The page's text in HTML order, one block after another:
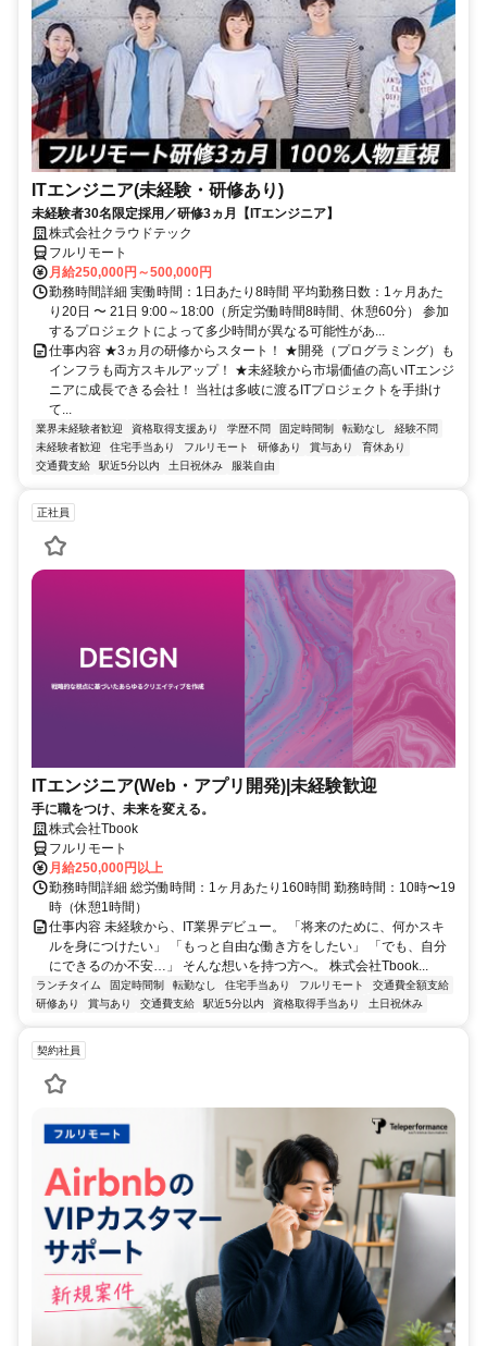
ITエンジニア(未経験・研修あり)
未経験者30名限定採用／研修3ヵ月【ITエンジニア】
株式会社クラウドテック
フルリモート
月給250,000円～500,000円
勤務時間詳細 実働時間：1日あたり8時間 平均勤務日数：1ヶ月あた
り20日 〜 21日 9:00～18:00（所定労働時間8時間、休憩60分） 参加
するプロジェクトによって多少時間が異なる可能性があ...
仕事内容 ★3ヵ月の研修からスタート！ ★開発（プログラミング）も
インフラも両方スキルアップ！ ★未経験から市場価値の高いITエンジ
ニアに成長できる会社！ 当社は多岐に渡るITプロジェクトを手掛け
て...
業界未経験者歓迎 資格取得支援あり 学歴不問 固定時間制 転勤なし
経験不問
未経験者歓迎
住宅手当あり フルリモート 研修あり 賞与あり
育休あり
交通費支給
駅近5分以内 土日祝休み 服装自由
正社員
ITエンジニア(Web・アプリ開発)|未経験歓迎
手に職をつけ、未来を変える。
株式会社Tbook
フルリモート
月給250,000円以上
勤務時間詳細 総労働時間：1ヶ月あたり160時間 勤務時間：10時〜19
時（休憩1時間）
仕事内容 未経験から、IT業界デビュー。 「将来のために、何かスキ
ルを身につけたい」 「もっと自由な働き方をしたい」 「でも、自分
にできるのか不安…」 そんな想いを持つ方へ。 株式会社Tbook...
ランチタイム 固定時間制 転勤なし 住宅手当あり フルリモート
交通費全額支給
研修あり
賞与あり 交通費支給 駅近5分以内 資格取得手当あり 土日祝休み
契約社員